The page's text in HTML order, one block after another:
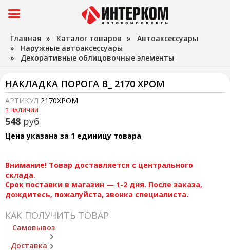
Главная » Каталог товаров » Автоаксессуары
» Наружные автоаксессуары
» Декоративные облицовочные элементы
НАКЛАДКА ПОРОГА В_ 2170 ХРОМ
АРТИКУЛ 2170ХРОМ
В НАЛИЧИИ
548 руб
Цена указана за 1 единицу товара
Внимание! Товар доставляется с центрального
склада.
Срок поставки в магазин — 1-2 дня. После заказа,
дождитесь, пожалуйста, звонка специалиста.
КАК ПОЛУЧИТЬ ТОВАР
Самовывоз
Доставка